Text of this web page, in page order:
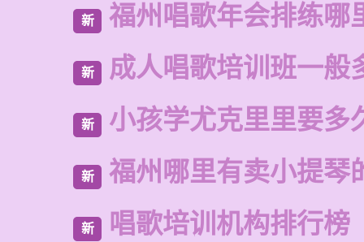
新 福州唱歌年会排练哪
新 成人唱歌培训班一般
新 小孩学尤克里里要多
新 福州哪里有卖小提琴
新 唱歌培训机构排行榜